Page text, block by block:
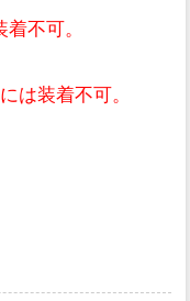
不可。
は装着不可。